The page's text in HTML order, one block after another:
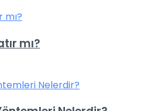
mı?